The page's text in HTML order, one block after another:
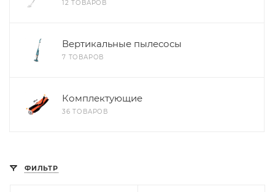
12 ТОВАРОВ
Вертикальные пылесосы
7 ТОВАРОВ
Комплектующие
36 ТОВАРОВ
ФИЛЬТР